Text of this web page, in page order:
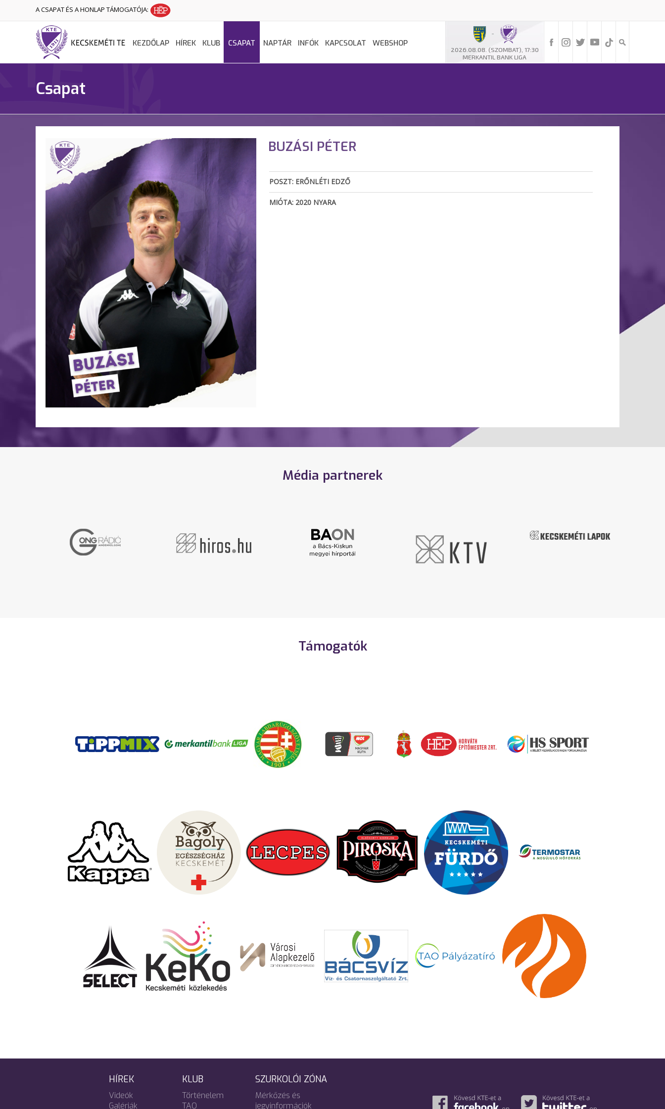
A CSAPAT ÉS A HONLAP TÁMOGATÓJA:
-
2026.08.08. (SZOMBAT), 17:30
MERKANTIL BANK LIGA
KEZDŐLAP HÍREK KLUB CSAPAT NAPTÁR INFÓK KAPCSOLAT WEBSHOP
Csapat
BUZÁSI PÉTER
POSZT: ERŐNLÉTI EDZŐ
MIÓTA: 2020 NYARA
Média partnerek
Támogatók
HÍREK
Videók
Galériák
KLUB
Történelem
TAO
SZURKOLÓI ZÓNA
Mérkőzés és
jegyinformációk